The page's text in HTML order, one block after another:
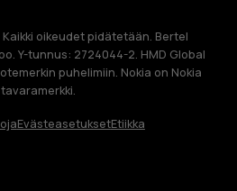
oikeudet pidätetään. Bertel
Y-tunnus: 2724044-2. HMD Global
puhelimiin. Nokia on Nokia
EvästeasetuksetEtiikka